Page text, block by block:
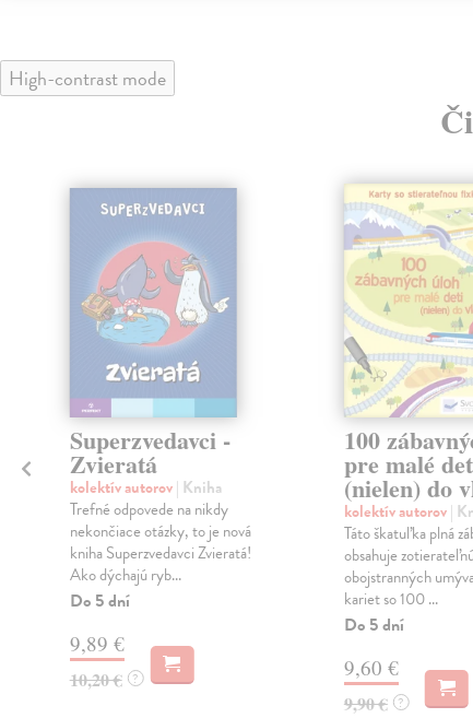
High-contrast mode
Superzvedavci -
Zvieratá
kolektív autorov| Kniha
Trefné odpovede na nikdy
nekončiace otázky, to je nová
kniha Superzvedavci Zvieratá!
Ako dýchajú ryb...
Do 5 dní
9,89 €
10,20 € ?
100
pre malé
(nielen) do
kolektív autorov|
Táto škatuľka plná
obsahuje
obojstranných
kariet so 100 ...
Do 5 dní
9,60 €
9,90 € ?